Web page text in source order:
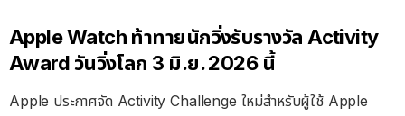
Apple Watch ท้าทายนักวิ่งรับรางวัล Activity
Award วันวิ่งโลก 3 มิ.ย. 2026 นี้
Apple ประกาศจัด Activity Challenge ใหม่สำหรับผู้ใช้ Apple